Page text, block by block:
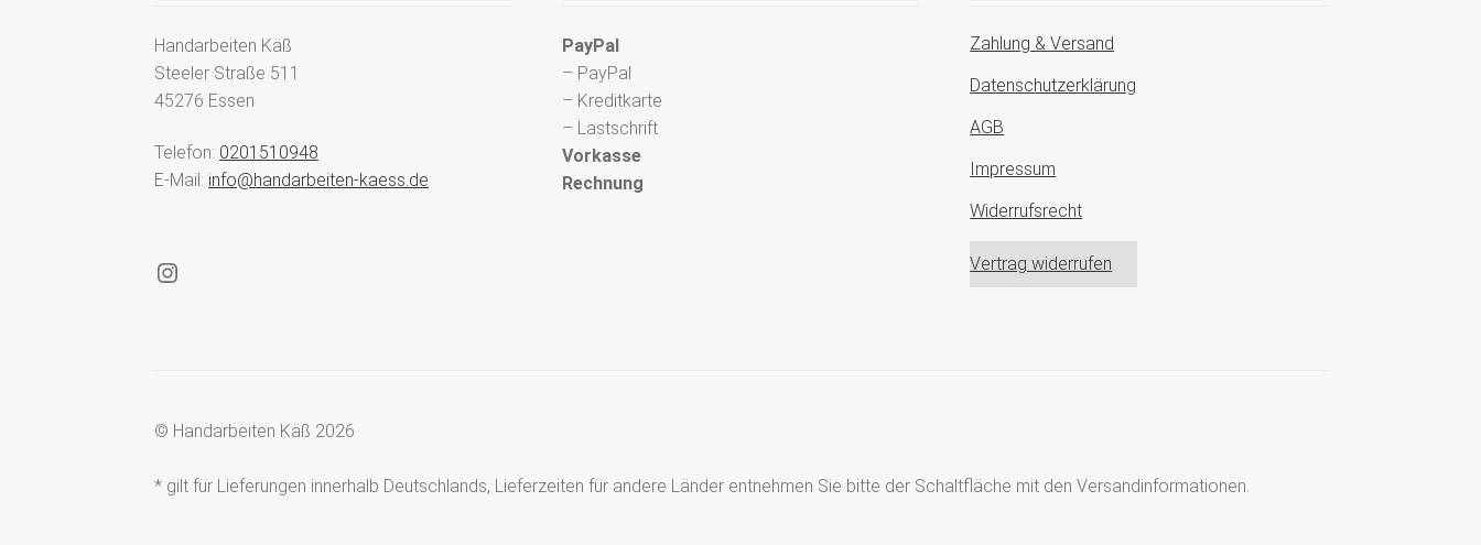
Handarbeiten Käß
Steeler Straße 511
45276 Essen
Telefon: 0201510948
E-Mail: info@handarbeiten-kaess.de
Instagram
PayPal
– PayPal
– Kreditkarte
– Lastschrift
Vorkasse
Rechnung
Zahlung & Versand
Datenschutzerklärung
AGB
Impressum
Widerrufsrecht
Vertrag widerrufen
© Handarbeiten Käß 2026
* gilt für Lieferungen innerhalb Deutschlands, Lieferzeiten für andere Länder entnehmen Sie bitte der Schaltfläche mit den Versandinformationen.